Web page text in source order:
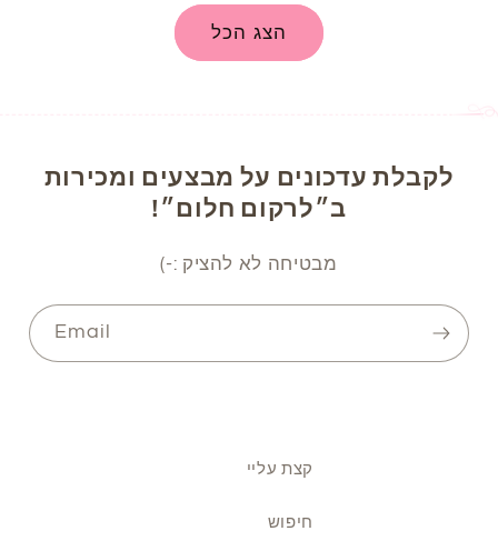
הצג הכל
לקבלת עדכונים על מבצעים ומכירות
ב״לרקום חלום״!
מבטיחה לא להציק :-)
Email
קצת עליי
חיפוש